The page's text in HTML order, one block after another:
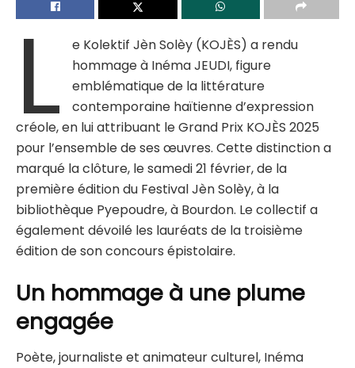
L
e Kolektif Jèn Solèy (KOJÈS) a rendu
hommage à Inéma JEUDI, figure
emblématique de la littérature
contemporaine haïtienne d’expression
créole, en lui attribuant le Grand Prix KOJÈS 2025
pour l’ensemble de ses œuvres. Cette distinction a
marqué la clôture, le samedi 21 février, de la
première édition du Festival Jèn Solèy, à la
bibliothèque Pyepoudre, à Bourdon. Le collectif a
également dévoilé les lauréats de la troisième
édition de son concours épistolaire.
Un hommage à une plume
engagée
Poète, journaliste et animateur culturel, Inéma